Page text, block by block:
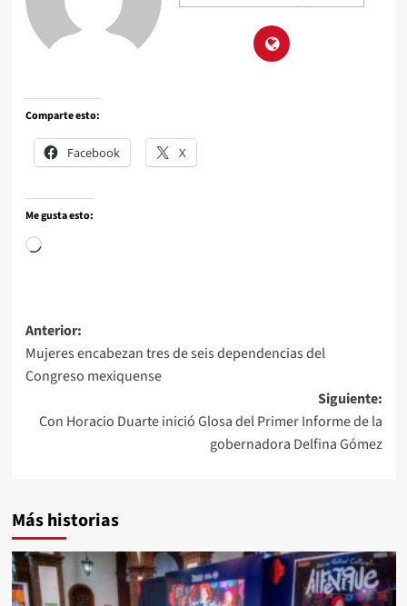
Comparte esto:
Facebook X
Me gusta esto:
Anterior:
Mujeres encabezan tres de seis dependencias del
Congreso mexiquense
Siguiente:
Con Horacio Duarte inició Glosa del Primer Informe de la
gobernadora Delfina Gómez
Más historias